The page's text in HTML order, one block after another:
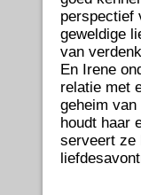
perspectief
geweldige
van
En Irene
relatie met
geheim
houdt haar
serveert ze